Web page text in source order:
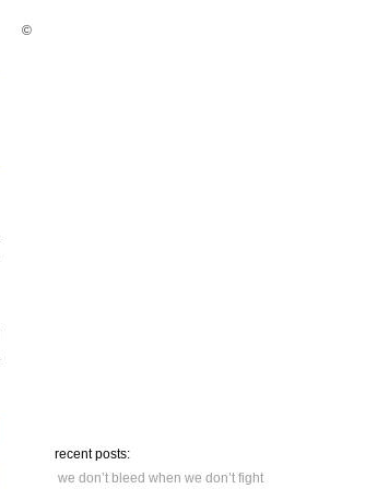
recent posts:
we don’t bleed when we don’t fight
©